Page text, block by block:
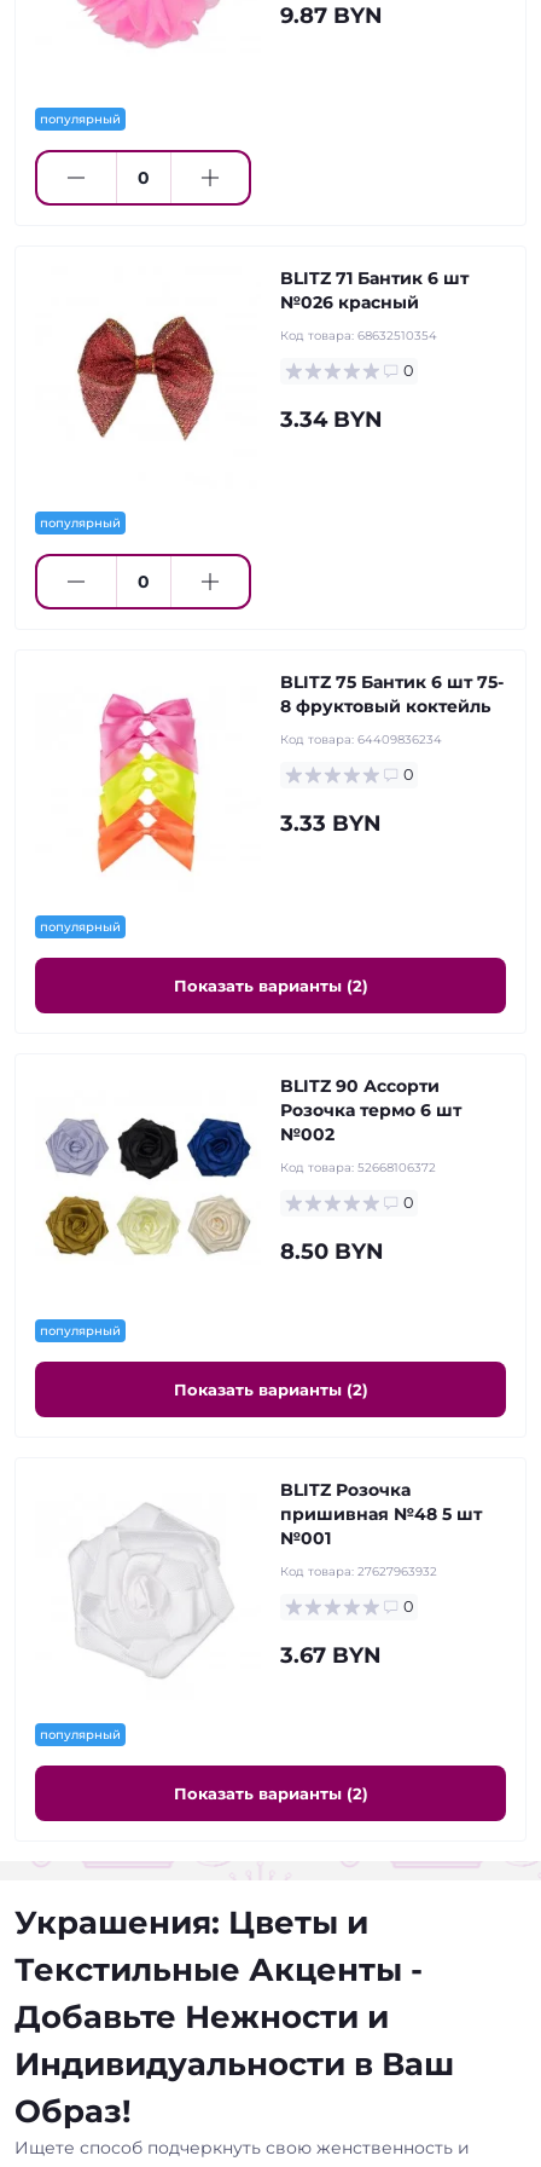
популярный
9.87 BYN
популярный
BLITZ 71 Бантик 6 шт
№026 красный
Код товара: 68632510354
0
3.34 BYN
популярный
BLITZ 75 Бантик 6 шт 75-
8 фруктовый коктейль
Код товара: 64409836234
0
3.33 BYN
Показать варианты (2)
популярный
BLITZ 90 Ассорти
Розочка термо 6 шт
№002
Код товара: 52668106372
0
8.50 BYN
Показать варианты (2)
популярный
BLITZ Розочка
пришивная №48 5 шт
№001
Код товара: 27627963932
0
3.67 BYN
Показать варианты (2)
Украшения: Цветы и
Текстильные Акценты -
Добавьте Нежности и
Индивидуальности в Ваш
Образ!
Ищете способ подчеркнуть свою женственность и